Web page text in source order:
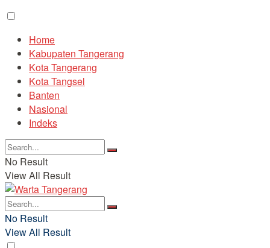
Home
Kabupaten Tangerang
Kota Tangerang
Kota Tangsel
Banten
Nasional
Indeks
No Result
View All Result
No Result
View All Result